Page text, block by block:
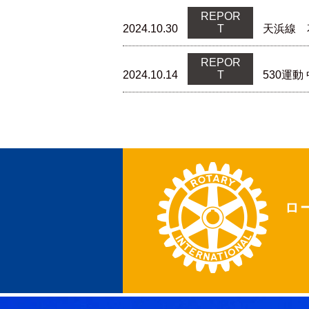
2024.10.30
REPOR
T
天浜線
2024.10.14
REPOR
T
530運動
ロ